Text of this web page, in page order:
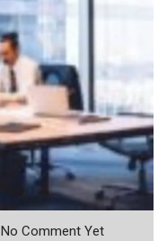
No Comment Yet